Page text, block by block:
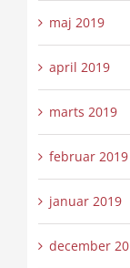
maj 2019
april 2019
marts 2019
februar 2019
januar 2019
december